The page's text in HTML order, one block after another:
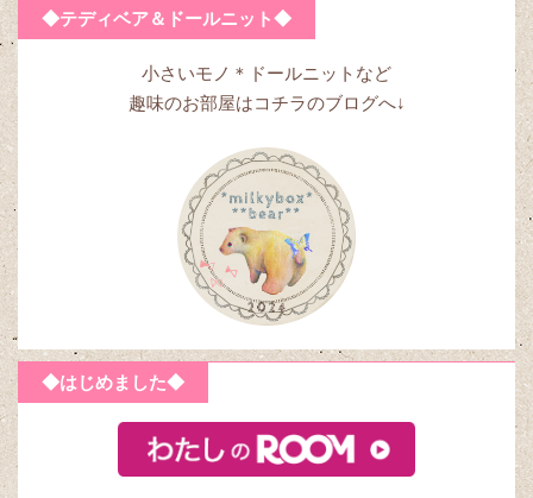
◆テディベア＆ドールニット◆
小さいモノ＊ドールニットなど
趣味のお部屋はコチラのブログへ↓
◆はじめました◆